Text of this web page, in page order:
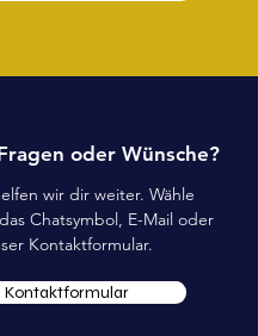
oder Wünsche?
wir dir weiter. Wähle
Chatsymbol, E-Mail oder
Kontaktformular.
Kontaktformular